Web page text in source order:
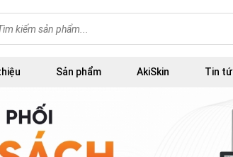
Sản phẩm AkiSkin Tin